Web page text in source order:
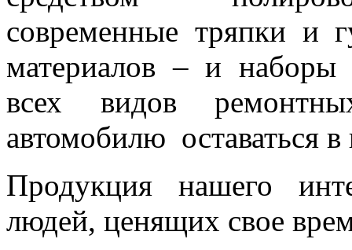
современные тряпки и
материалов – и наборы
всех видов
автомобилю оставаться
Продукция нашего
людей, ценящих свое